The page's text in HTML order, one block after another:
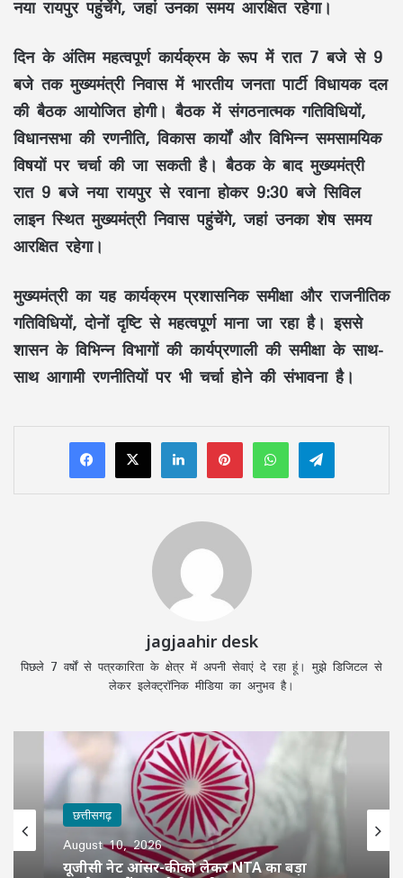
नया रायपुर पहुंचेंगे, जहां उनका समय आरक्षित रहेगा।
दिन के अंतिम महत्वपूर्ण कार्यक्रम के रूप मेंरात 7 बजे से 9
बजे तकमुख्यमंत्री निवास मेंभारतीय जनता पार्टी विधायक दल
की बैठकआयोजित होगी। बैठक में संगठनात्मक गतिविधियों,
विधानसभा की रणनीति, विकास कार्यों और विभिन्न समसामयिक
विषयों पर चर्चा की जा सकती है। बैठक के बाद मुख्यमंत्री
रात 9 बजेनया रायपुर से रवाना होकर 9:30 बजेसिविल
लाइन स्थित मुख्यमंत्री निवास पहुंचेंगे, जहां उनका शेष समय
आरक्षित रहेगा।
मुख्यमंत्री का यह कार्यक्रम प्रशासनिक समीक्षा और राजनीतिक
गतिविधियों, दोनों दृष्टि से महत्वपूर्ण माना जा रहा है। इससे
शासन के विभिन्न विभागों की कार्यप्रणाली की समीक्षा के साथ-
साथ आगामी रणनीतियों पर भी चर्चा होने की संभावना है।
LinkedInPinterestWhatsAppTelegram
jagjaahir desk
पिछले 7 वर्षों से पत्रकारिता के क्षेत्र में अपनी सेवाएं दे रहा हूं। मुझे डिजिटल से
लेकर इलेक्ट्रॉनिक मीडिया का अनुभव है।
छत्तीसगढ़
August 10, 2026
यूजीसी नेट आंसर-की को लेकर NTA का बड़ा